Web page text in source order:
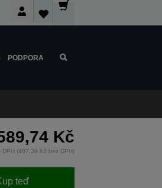
PODPORA
Kč
DPH (487,39 Kč bez DPH)
teď